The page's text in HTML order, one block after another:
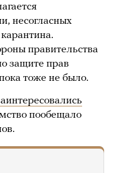
несогласных
правительства
защите прав
тоже не было.
пообещало